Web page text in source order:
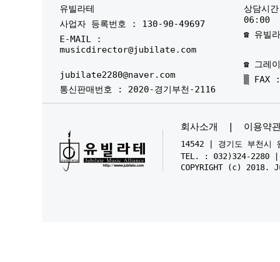
유빌라테
사업자 등록번호 : 130-90-49697
E-MAIL :
musicdirector@jubilate.com
jubilate2280@naver.com
통신판매번호 : 2020-경기부천-2116
상담시
06:00
☎ 유빌
☎ 그레
▒ FAX
회사소개 이용약
14542 | 경기도 부천시
TEL. : 032)324-2280
COPYRIGHT (c)